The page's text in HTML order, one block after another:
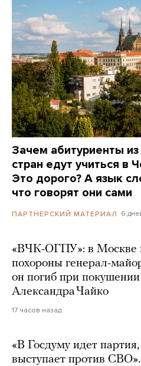
Зачем абитуриенты из
стран едут учиться в
Это дорого? А язык
что говорят они сами
ПАРТНЕРСКИЙ МАТЕРИАЛ 6
«ВЧК-ОГПУ»: в Москве
похороны генерал-
он погиб при
Александра Чайко
17 часов назад
«В Госдуму идет
выступает против СВО».